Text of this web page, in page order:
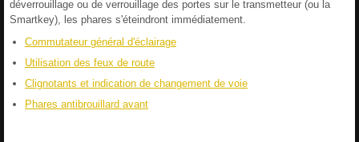
déverrouillage ou de verrouillage des portes sur le transmetteur (ou la
Smartkey), les phares s'éteindront immédiatement.
Commutateur général d'éclairage
Utilisation des feux de route
Clignotants et indication de changement de voie
Phares antibrouillard avant